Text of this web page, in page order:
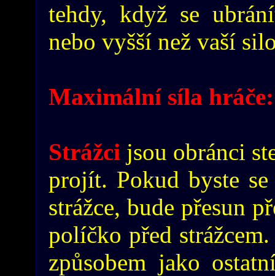
tehdy, když se
nebo vyšší než vaší
Maximální síla hráče:
Strážci jsou obránci
projít. Pokud byste
strážce, bude přesun
políčko před
způsobem jako